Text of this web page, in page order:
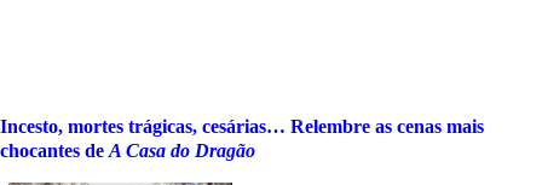
Incesto, mortes trágicas, cesárias… Relembre as cenas mais
chocantes de A Casa do Dragão